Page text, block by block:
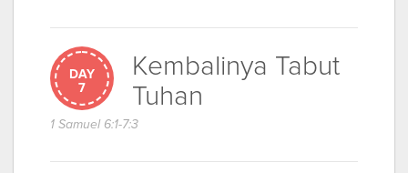
DAY
7
Kembalinya Tabut
Tuhan
1 Samuel 6:1-7:3